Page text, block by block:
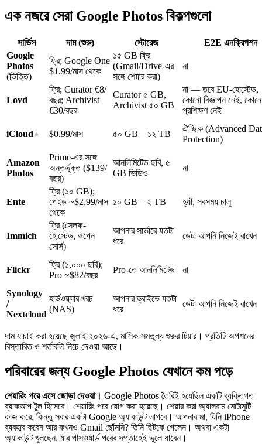
এক নজরে সেরা Google Photos বিকল্পগুলো
সার্ভিস দাম (শুরু) স্টোরেজ
E2E এনক্রিপশন
Google
Photos
(ভিত্তি)
ফ্রি; Google One
$1.99/মাস থেকে
১৫ GB ফ্রি
(Gmail/Drive-এর
সঙ্গে শেয়ার করা)
না
Lovd
ফ্রি; Curator €8/
বছর; Archivist
€30/বছর
Curator ৫ GB,
Archivist ৫০ GB
না — তবে EU-হোস্টেড,
কোনো বিজ্ঞাপন নেই,
প্রশিক্ষণ নেই
iCloud+ $0.99/মাস ৫০ GB – ১২ TB
ঐচ্ছিক (Advanced
Protection)
Amazon
Photos
Prime-এর সঙ্গে
অন্তর্ভুক্ত ($139/
বছর)
আনলিমিটেড ছবি, ৫
GB ভিডিও
না
Ente
ফ্রি (১০ GB);
পেইড ~$2.99/মাস
থেকে
১০ GB – ২ TB হ্যাঁ, সবসময় চালু
Immich
ফ্রি (সেলফ-
হোস্টেড, ওপেন
সোর্স)
আপনার সার্ভারে যতটা
ধরে
ডেটা আপনি নিজেই রাখেন
Flickr
ফ্রি (১,০০০ ছবি);
Pro ~$82/বছর
Pro-তে আনলিমিটেড না
Synology
/
Nextcloud
হার্ডওয়্যার খরচ
(NAS)
আপনার ড্রাইভে যতটা
ধরে
ডেটা আপনি নিজেই রাখেন
দাম যাচাই করা হয়েছে জুলাই ২০২৬-এ, মাসিক-সমতুল্য শুরুর টিয়ার। প্রতিটি অপশনের
বিস্তারিত ও শর্তাবলি নিচে দেওয়া আছে।
পরিবারের জন্য Google Photos যেখানে কম পড়ে
শেয়ারিং পরে এসে জোড়া দেওয়া। Google Photos তৈরিই হয়েছিল একটি ব্যক্তিগত
ব্যাকআপ টুল হিসেবে। শেয়ারিং পরে যোগ করা হয়েছে। শেয়ার করা অ্যালবাম মোটামুটি
কাজ করে, কিন্তু সবার একটা Google অ্যাকাউন্ট লাগবে। আপনার মা, যিনি iPhone
ব্যবহার করেন আর কখনও Gmail ছোঁননি? তিনি ছিটকে গেলেন। অথবা একটা
অ্যাকাউন্ট খুলছেন, যার পাসওয়ার্ড পরের সপ্তাহেই ভুলে যাবেন।